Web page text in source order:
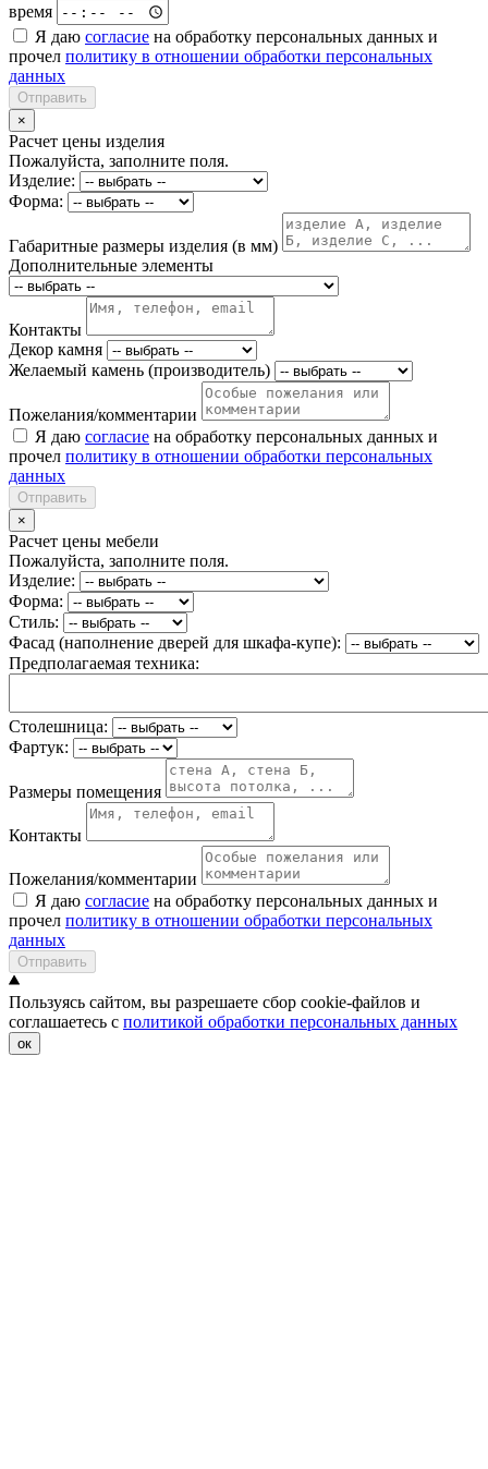
время
Я даю согласие на обработку персональных данных и
прочел политику в отношении обработки персональных
данных
Отправить
×
Расчет цены изделия
Пожалуйста, заполните поля.
Изделие:
Форма:
Габаритные размеры изделия (в мм)
Дополнительные элементы
Контакты
Декор камня
Желаемый камень (производитель)
Пожелания/комментарии
Я даю согласие на обработку персональных данных и
прочел политику в отношении обработки персональных
данных
Отправить
×
Расчет цены мебели
Пожалуйста, заполните поля.
Изделие:
Форма:
Стиль:
Фасад (наполнение дверей для шкафа-купе):
Предполагаемая техника:
Столешница:
Фартук:
Размеры помещения
Контакты
Пожелания/комментарии
Я даю согласие на обработку персональных данных и
прочел политику в отношении обработки персональных
данных
Отправить
Пользуясь сайтом, вы разрешаете сбор cookie-файлов и
соглашаетесь с политикой обработки персональных данных
ок